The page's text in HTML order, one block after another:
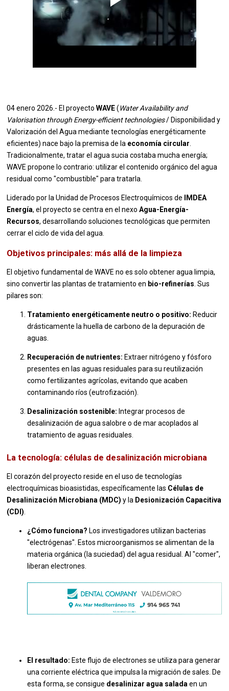
04 enero 2026.- El proyectoWAVE(Water Availability and
Valorisation through Energy-efficient technologies/ Disponibilidad y
Valorización del Agua mediante tecnologías energéticamente
eficientes) nace bajo la premisa de la economía circular
Tradicionalmente, tratar el agua sucia costaba mucha energía;
WAVE propone lo contrario: utilizar el contenido orgánico del agua
residual como "combustible" para tratarla.
Liderado por la Unidad de Procesos Electroquímicos de
IMDEA
Energía, el proyecto se centra en el nexoAgua-Energía-
Recursos, desarrollando soluciones tecnológicas que permiten
cerrar el ciclo de vida del agua.
Objetivos principales: más allá de la limpieza
El objetivo fundamental de WAVE no es solo obtener agua limpia,
sino convertir las plantas de tratamiento en bio-refinerías. Sus
pilares son:
Tratamiento energéticamente neutro o positivo: Reducir
drásticamente la huella de carbono de la depuración de
aguas.
Recuperación de nutrientes: Extraer nitrógeno y fósforo
presentes en las aguas residuales para su reutilización
como fertilizantes agrícolas, evitando que acaben
contaminando ríos (eutrofización).
Desalinización sostenible: Integrar procesos de
desalinización de agua salobre o de mar acoplados al
tratamiento de aguas residuales.
La tecnología: células de desalinización microbiana
El corazón del proyecto reside en el uso de tecnologías
electroquímicas bioasistidas, específicamente las Células de
Desalinización Microbiana (MDC) y la Desionización Capacitiva
(CDI).
¿Cómo funciona? Los investigadores utilizan bacterias
"electrógenas". Estos microorganismos se alimentan de la
materia orgánica (la suciedad) del agua residual. Al "comer",
liberan electrones.
El resultado: Este flujo de electrones se utiliza para generar
una corriente eléctrica que impulsa la migración de sales. De
esta forma, se consigue desalinizar agua saladaen un